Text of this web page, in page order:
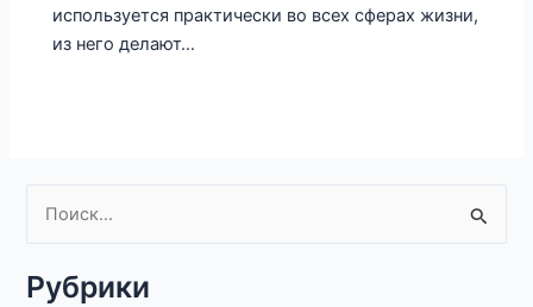
используется практически во всех сферах жизни,
из него делают…
и
Рубрики